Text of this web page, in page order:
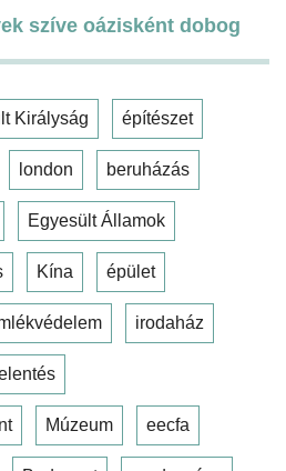
szíve oázisként dobog
Királyság építészet
london beruházás
Egyesült Államok
Kína épület
irodaház
Múzeum eecfa